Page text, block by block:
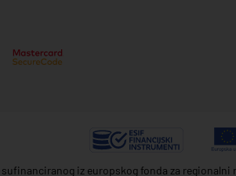
iz europskog fonda za